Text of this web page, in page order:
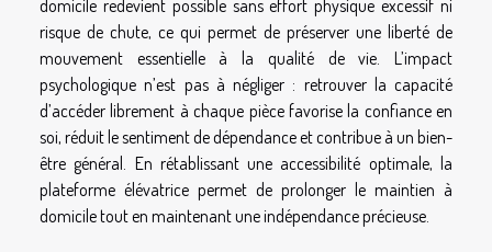
domicile redevient possible sans effort physique excessif ni
risque de chute, ce qui permet de préserver une liberté de
mouvement essentielle à la qualité de vie. L’impact
psychologique n’est pas à négliger : retrouver la capacité
d’accéder librement à chaque pièce favorise la confiance en
soi, réduit le sentiment de dépendance et contribue à un bien-
être général. En rétablissant une accessibilité optimale, la
plateforme élévatrice permet de prolonger le maintien à
domicile tout en maintenant une indépendance précieuse.